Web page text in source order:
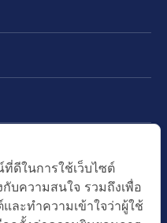
ดีในการใช้เว็บไซต์
บความสนใจ รวมถึงเพื่อ
และทำความเข้าใจว่าผู้ใช้